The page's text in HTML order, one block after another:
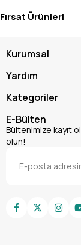
Fırsat Ürünleri
Kurumsal
Yardım
Kategoriler
E-Bülten
Bültenimize kayıt
olun!